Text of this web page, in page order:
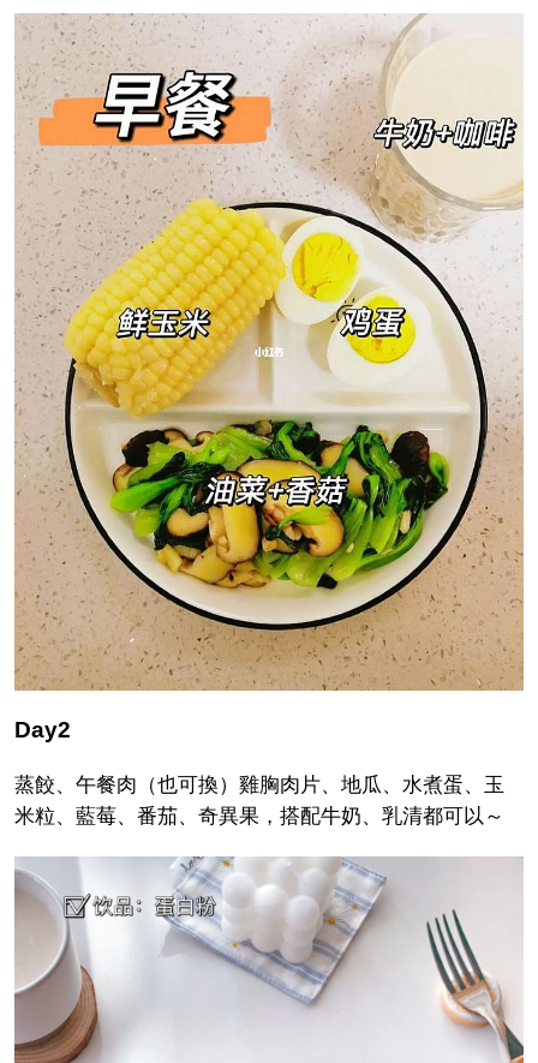
Day2
蒸餃、午餐肉（也可換）雞胸肉片、地瓜、水煮蛋、玉
米粒、藍莓、番茄、奇異果，搭配牛奶、乳清都可以～